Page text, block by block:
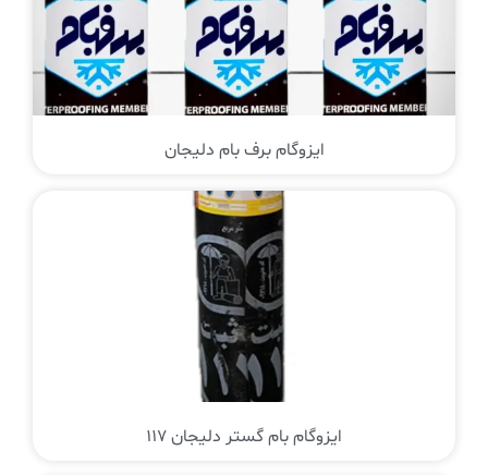
ایزوگام برف بام دلیجان
ایزوگام بام گستر دلیجان 117